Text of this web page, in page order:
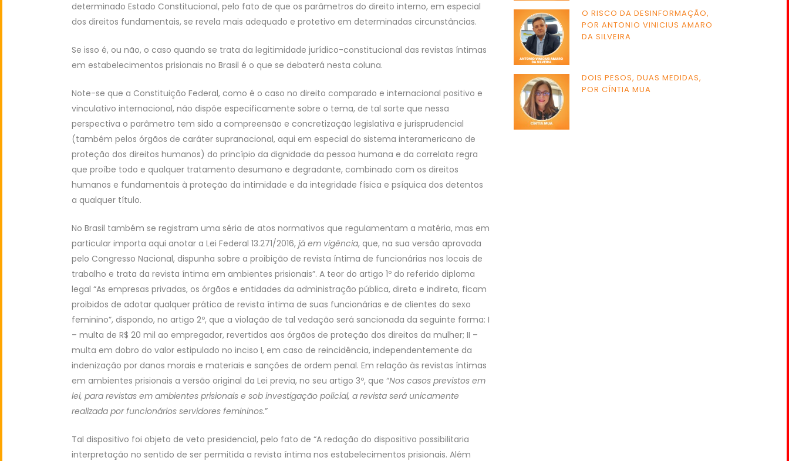
determinado Estado Constitucional, pelo fato de que os parâmetros do direito interno, em especial
dos direitos fundamentais, se revela mais adequado e protetivo em determinadas circunstâncias.
Se isso é, ou não, o caso quando se trata da legitimidade jurídico-constitucional das revistas íntimas
em estabelecimentos prisionais no Brasil é o que se debaterá nesta coluna.
Note-se que a Constituição Federal, como é o caso no direito comparado e internacional positivo e
vinculativo internacional, não dispõe especificamente sobre o tema, de tal sorte que nessa
perspectiva o parâmetro tem sido a compreensão e concretização legislativa e jurisprudencial
(também pelos órgãos de caráter supranacional, aqui em especial do sistema interamericano de
proteção dos direitos humanos) do princípio da dignidade da pessoa humana e da correlata regra
que proíbe todo e qualquer tratamento desumano e degradante, combinado com os direitos
humanos e fundamentais à proteção da intimidade e da integridade física e psíquica dos detentos
a qualquer título.
No Brasil também se registram uma séria de atos normativos que regulamentam a matéria, mas em
particular importa aqui anotar a Lei Federal 13.271/2016, já em vigência, que, na sua versão aprovada
pelo Congresso Nacional, dispunha sobre a proibição de revista íntima de funcionárias nos locais de
trabalho e trata da revista íntima em ambientes prisionais”. A teor do artigo 1º do referido diploma
legal “As empresas privadas, os órgãos e entidades da administração pública, direta e indireta, ficam
proibidos de adotar qualquer prática de revista íntima de suas funcionárias e de clientes do sexo
feminino”, dispondo, no artigo 2º, que a violação de tal vedação será sancionada da seguinte forma: I
– multa de R$ 20 mil ao empregador, revertidos aos órgãos de proteção dos direitos da mulher; II –
multa em dobro do valor estipulado no inciso I, em caso de reincidência, independentemente da
indenização por danos morais e materiais e sanções de ordem penal. Em relação às revistas íntimas
em ambientes prisionais a versão original da Lei previa, no seu artigo 3º, que “Nos casos previstos em
lei, para revistas em ambientes prisionais e sob investigação policial, a revista será unicamente
realizada por funcionários servidores femininos.”
Tal dispositivo foi objeto de veto presidencial, pelo fato de “A redação do dispositivo possibilitaria
interpretação no sentido de ser permitida a revista íntima nos estabelecimentos prisionais. Além
O RISCO DA DESINFORMAÇÃO,
POR ANTONIO VINICIUS AMARO
DA SILVEIRA
DOIS PESOS, DUAS MEDIDAS,
POR CÍNTIA MUA